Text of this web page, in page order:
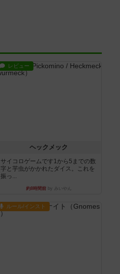
レビュー
ヘックメック
サイコロゲームです1から5までの数
字と芋虫がかかれたダイス。これを
振っ...
約8時間前by みいやん
ルール/インスト